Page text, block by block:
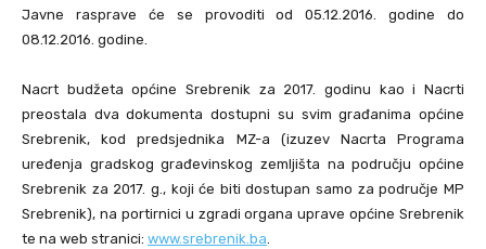
Javne rasprave će se provoditi od 05.12.2016. godine do
08.12.2016. godine.
Nacrt budžeta općine Srebrenik za 2017. godinu kao i Nacrti
preostala dva dokumenta dostupni su svim građanima općine
Srebrenik, kod predsjednika MZ-a (izuzev Nacrta Programa
uređenja gradskog građevinskog zemljišta na području općine
Srebrenik za 2017. g., koji će biti dostupan samo za područje MP
Srebrenik), na portirnici u zgradi organa uprave općine Srebrenik
te na web stranici: www.srebrenik.ba.